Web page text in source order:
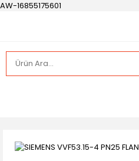
AW-16855175601